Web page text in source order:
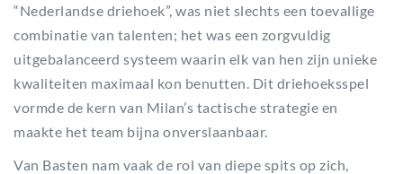
“Nederlandse driehoek”, was niet slechts een toevallige
combinatie van talenten; het was een zorgvuldig
uitgebalanceerd systeem waarin elk van hen zijn unieke
kwaliteiten maximaal kon benutten. Dit driehoeksspel
vormde de kern van Milan’s tactische strategie en
maakte het team bijna onverslaanbaar.
Van Basten nam vaak de rol van diepe spits op zich,